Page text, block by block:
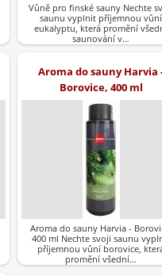
Vůně pro finské sauny Nechte
saunu vyplnit příjemnou vůní
eukalyptu, která promění
saunování v…
Aroma do sauny Harvia
Borovice, 400 ml
Aroma do sauny Harvia -
400 ml Nechte svoji saunu
příjemnou vůní borovice,
promění všední…